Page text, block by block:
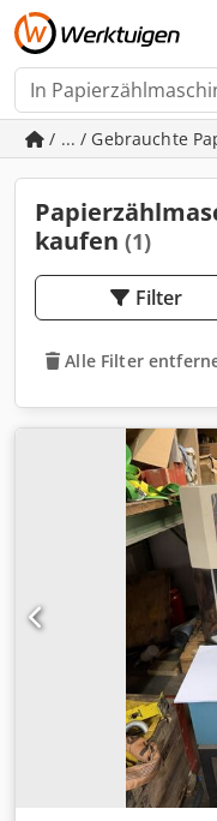
/ ... / Gebrauchte
kaufen (1)
Filter
Alle Filter